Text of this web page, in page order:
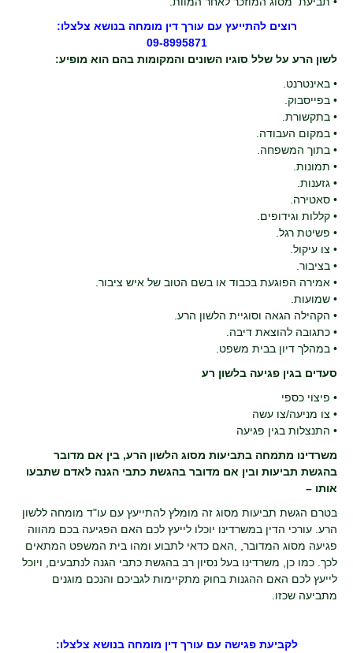
רוצים להתייעץ עם עורך דין מומחה בנושא צלצלו:
09-8995871
לשון הרע על שלל סוגיו השונים והמקומות בהם הוא מופיע:
• באינטרנט.
• בפייסבוק.
• בתקשורת.
• במקום העבודה.
• בתוך המשפחה.
• תמונות.
• גזענות.
• סאטירה.
• קללות וגידופים.
• פשיטת רגל.
• צו עיקול.
• בציבור.
• אמירה הפוגעת בכבוד או בשם הטוב של איש ציבור.
• שמועות.
• הקהילה הגאה וסוגיית הלשון הרע.
• כתגובה להוצאת דיבה.
• במהלך דיון בבית משפט.
סעדים בגין פגיעה בלשון רע
• פיצוי כספי
• צו מניעה/צו עשה
• התנצלות בגין פגיעה
משרדינו מתמחה בתביעות מסוג הלשון הרע, בין אם מדובר
בהגשת תביעות ובין אם מדובר בהגשת כתבי הגנה לאדם שתבעו
אותו –
בטרם הגשת תביעות מסוג זה מומלץ להתייעץ עם עו"ד מומחה ללשון
הרע. עורכי הדין במשרדינו יוכלו לייעץ לכם האם הפגיעה בכם מהווה
פגיעה מסוג המדובר, ,האם כדאי לתבוע ומהו בית המשפט המתאים
לכך. כמו כן, משרדינו בעל נסיון רב בהגשת כתבי הגנה לנתבעים, ויוכל
לייעץ לכם האם ההגנות בחוק מתקיימות לגביכם והנכם מוגנים
מתביעה שכזו.
לקביעת פגישה עם עורך דין מומחה בנושא צלצלו: